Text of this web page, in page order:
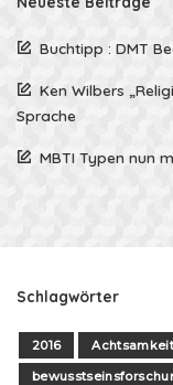
Buchtipp : DMT
Ken Wilbers
Sprache
MBTI Typen nun
Schlagwörter
2016